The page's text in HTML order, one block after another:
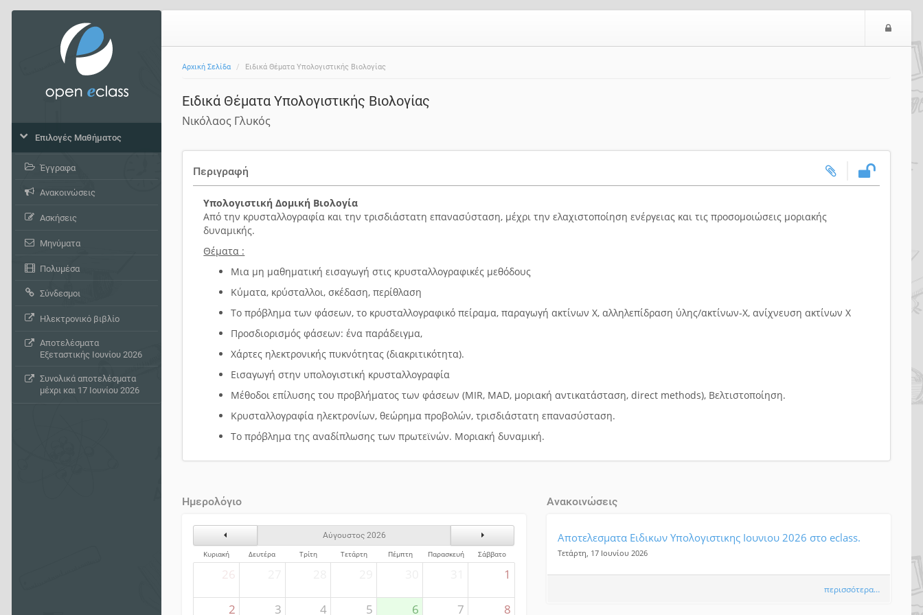
Αρχική Σελίδα Ειδικά Θέματα Υπολογιστικής Βιολογίας
Ειδικά Θέματα Υπολογιστικής Βιολογίας
Νικόλαος Γλυκός
Περιγραφή
Υπολογιστική Δομική Βιολογία
Από την κρυσταλλογραφία και την τρισδιάστατη επανασύσταση, μέχρι την ελαχιστοποίηση ενέργειας και τις προσομοιώσεις μοριακής
δυναμικής.
Θέματα :
Μια μη μαθηματική εισαγωγή στις κρυσταλλογραφικές μεθόδους
Κύματα, κρύσταλλοι, σκέδαση, περίθλαση
Το πρόβλημα των φάσεων, το κρυσταλλογραφικό πείραμα, παραγωγή ακτίνων Χ, αλληλεπίδραση ύλης/ακτίνων-Χ, ανίχνευση ακτίνων Χ
Προσδιορισμός φάσεων: ένα παράδειγμα,
Χάρτες ηλεκτρονικής πυκνότητας (διακριτικότητα).
Εισαγωγή στην υπολογιστική κρυσταλλογραφία
Μέθοδοι επίλυσης του προβλήματος των φάσεων (MIR, MAD, μοριακή αντικατάσταση, direct methods), Βελτιστοποίηση.
Κρυσταλλογραφία ηλεκτρονίων, θεώρημα προβολών, τρισδιάστατη επανασύσταση.
Το πρόβλημα της αναδίπλωσης των πρωτεϊνών. Μοριακή δυναμική.
Ημερολόγιο
Προηγούμενος Μήνας Αύγουστος 2026
Επόμενος Μήνας
Κυριακή
Δευτέρα Τρίτη Τετάρτη Πέμπτη Παρασκευή Σάββατο
26 1
2 3 4 5 6 7 8
Ανακοινώσεις
Αποτελεσματα Ειδικων Υπολογιστικης Ιουνιου 2026 στο eclass.
Τετάρτη, 17 Ιουνίου 2026
περισσότερα…
Επιλογές Μαθήματος
Έγγραφα
Ανακοινώσεις
Ασκήσεις
Μηνύματα
Πολυμέσα
Σύνδεσμοι
Ηλεκτρονικό βιβλίο
Αποτελέσματα
Εξεταστικής Ιουνίου 2026
Συνολικά αποτελέσματα
μέχρι και 17 Ιουνίου 2026